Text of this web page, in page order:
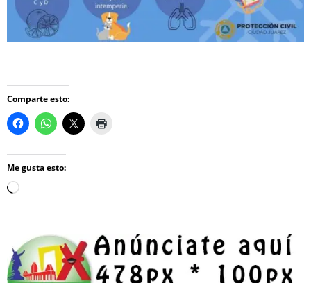
Comparte esto:
Me gusta esto:
Loading…